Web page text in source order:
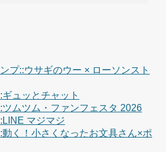
プ::ウサギのウー × ローソンスト
ュッとチャット
ツムツム・ファンフェスタ 2026
マジマジ
く！小さくなったお文具さん×ポ